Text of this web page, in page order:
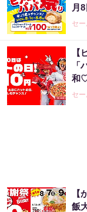
月
セ
【
「
和
セ
【
飯